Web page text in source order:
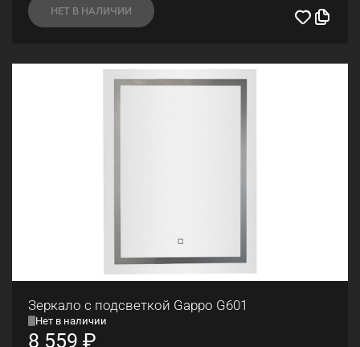
НЕТ В НАЛИЧИИ
Зеркало с подсветкой Gappo G601
Нет в наличии
8 559 ₽